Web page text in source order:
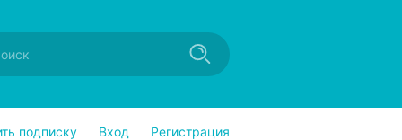
подписку Вход Регистрация